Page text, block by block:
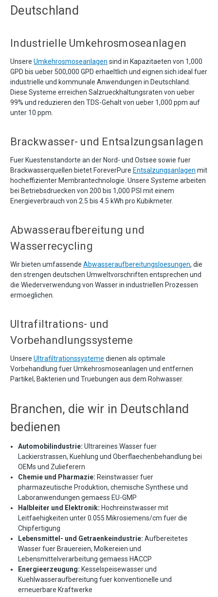
Deutschland
Industrielle Umkehrosmoseanlagen
Unsere Umkehrosmoseanlagen sind in Kapazitaeten von 1,000
GPD bis ueber 500,000 GPD erhaeltlich und eignen sich ideal fuer
industrielle und kommunale Anwendungen in Deutschland.
Diese Systeme erreichen Salzrueckhaltungsraten von ueber
99% und reduzieren den TDS-Gehalt von ueber 1,000 ppm auf
unter 10 ppm.
Brackwasser- und Entsalzungsanlagen
Fuer Kuestenstandorte an der Nord- und Ostsee sowie fuer
Brackwasserquellen bietet ForeverPure Entsalzungsanlagen mit
hocheffizienter Membrantechnologie. Unsere Systeme arbeiten
bei Betriebsdruecken von 200 bis 1,000 PSI mit einem
Energieverbrauch von 2.5 bis 4.5 kWh pro Kubikmeter.
Abwasseraufbereitung und
Wasserrecycling
Wir bieten umfassende Abwasseraufbereitungsloesungen, die
den strengen deutschen Umweltvorschriften entsprechen und
die Wiederverwendung von Wasser in industriellen Prozessen
ermoeglichen.
Ultrafiltrations- und
Vorbehandlungssysteme
Unsere Ultrafiltrationssysteme dienen als optimale
Vorbehandlung fuer Umkehrosmoseanlagen und entfernen
Partikel, Bakterien und Truebungen aus dem Rohwasser.
Branchen, die wir in Deutschland
bedienen
Automobilindustrie: Ultrareines Wasser fuer
Lackierstrassen, Kuehlung und Oberflaechenbehandlung bei
OEMs und Zulieferern
Chemie und Pharmazie: Reinstwasser fuer
pharmazeutische Produktion, chemische Synthese und
Laboranwendungen gemaess EU-GMP
Halbleiter und Elektronik: Hochreinstwasser mit
Leitfaehigkeiten unter 0.055 Mikrosiemens/cm fuer die
Chipfertigung
Lebensmittel- und Getraenkeindustrie: Aufbereitetes
Wasser fuer Brauereien, Molkereien und
Lebensmittelverarbeitung gemaess HACCP
Energieerzeugung: Kesselspeisewasser und
Kuehlwasseraufbereitung fuer konventionelle und
erneuerbare Kraftwerke